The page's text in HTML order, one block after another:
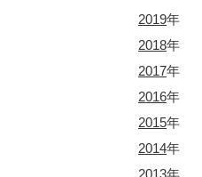
2019年
2018年
2017年
2016年
2015年
2014年
2013年